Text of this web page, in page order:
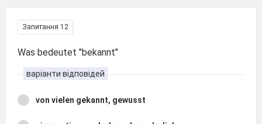
Запитання 12
Was bedeutet "bekannt"
варіанти відповідей
von vielen gekannt, gewusst